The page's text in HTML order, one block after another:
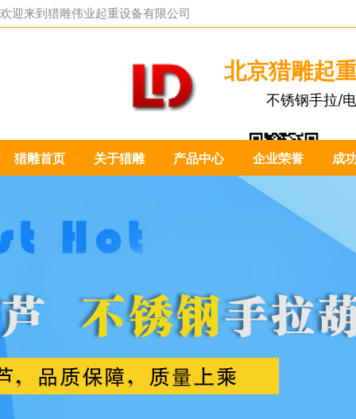
欢迎来到猎雕伟业起重设备有限公司
北京猎雕起
不锈钢手拉/
扫一扫关注我们：
猎雕首页 关于猎雕 产品中心 企业荣誉 成